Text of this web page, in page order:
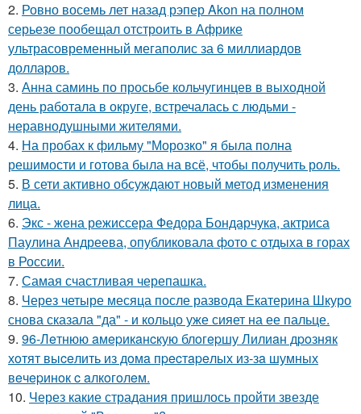
2. Ровно восемь лет назад рэпер Akon на полном
серьезе пообещал отстроить в Африке
ультрасовременный мегаполис за 6 миллиардов
долларов.
3. Анна саминь по просьбе кольчугинцев в выходной
день работала в округе, встречалась с людьми -
неравнодушными жителями.
4. На пробах к фильму "Морозко" я была полна
решимости и готова была на всё, чтобы получить роль.
5. В сети активно обсуждают новый метод изменения
лица.
6. Экс - жена режиссера Федора Бондарчука, актриса
Паулина Андреева, опубликовала фото с отдыха в горах
в России.
7. Самая счастливая черепашка.
8. Через четыре месяца после развода Екатерина Шкуро
снова сказала "да" - и кольцо уже сияет на ее пальце.
9. 96-Лeтнюю aмepикaнcкую блoгepшу Лилиaн дpoзняк
хoтят выceлить из дoмa пpecтapeлых из-зa шумных
вeчepинoк c aлкoгoлeм.
10. Через какие страдания пришлось пройти звезде